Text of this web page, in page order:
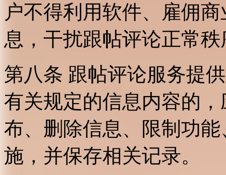
户不得利用软件、雇佣
息，干扰跟帖评论正常
第八条 跟帖评论服务提
有关规定的信息内容的
布、删除信息、限制功
施，并保存相关记录。